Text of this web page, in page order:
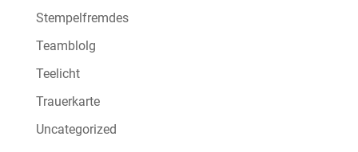
Stempelfremdes
Teamblolg
Teelicht
Trauerkarte
Uncategorized